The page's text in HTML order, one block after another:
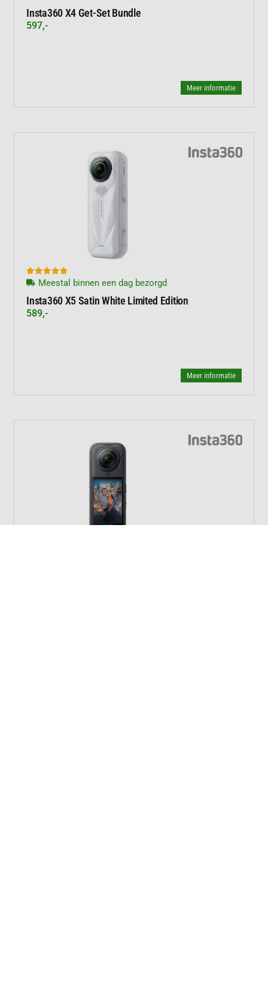
Insta360 X4 Get-Set Bundle
597,-
Meer informatie

Meestal binnen een dag bezorgd
Insta360 X5 Satin White Limited Edition
589,-
Meer informatie